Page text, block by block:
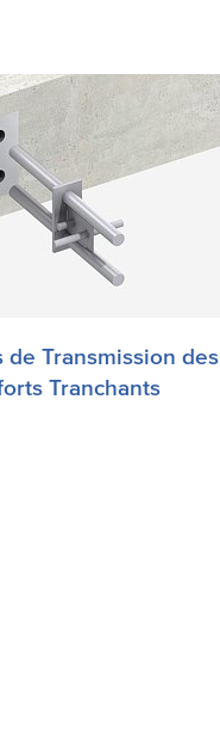
de dilatation dans les
en béton armé ou
de Transmission des
Tranchants